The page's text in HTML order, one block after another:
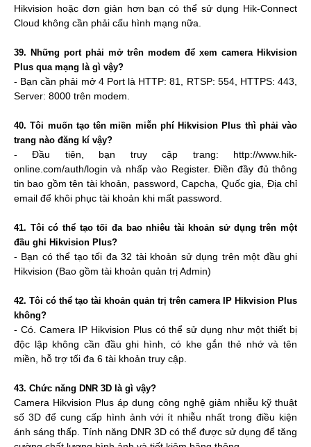
Hikvision hoặc đơn giản hơn bạn có thể sử dụng Hik-Connect
Cloud không cần phải cấu hình mạng nữa.
39. Những port phải mở trên modem để xem camera Hikvision
Plus qua mạng là gì vậy?
- Bạn cần phải mở 4 Port là HTTP: 81, RTSP: 554, HTTPS: 443,
Server: 8000 trên modem.
40. Tôi muốn tạo tên miền miễn phí Hikvision Plus thì phải vào
trang nào đăng kí vậy?
- Đầu tiên, bạn truy cập trang: http://www.hik-
online.com/auth/login và nhấp vào Register. Điền đầy đủ thông
tin bao gồm tên tài khoản, password, Capcha, Quốc gia, Địa chỉ
email để khôi phục tài khoản khi mất password.
41. Tôi có thể tạo tối đa bao nhiêu tài khoản sử dụng trên một
đầu ghi Hikvision Plus?
- Bạn có thể tạo tối đa 32 tài khoản sử dụng trên một đầu ghi
Hikvision (Bao gồm tài khoản quản trị Admin)
42. Tôi có thể tạo tài khoản quản trị trên camera IP Hikvision Plus
không?
- Có. Camera IP Hikvision Plus có thể sử dụng như một thiết bị
độc lập không cần đầu ghi hình, có khe gắn thẻ nhớ và tên
miền, hỗ trợ tối đa 6 tài khoản truy cập.
43. Chức năng DNR 3D là gì vậy?
Camera Hikvision Plus áp dụng công nghệ giảm nhiễu kỹ thuật
số 3D để cung cấp hình ảnh với ít nhiễu nhất trong điều kiện
ánh sáng thấp. Tính năng DNR 3D có thể được sử dụng để tăng